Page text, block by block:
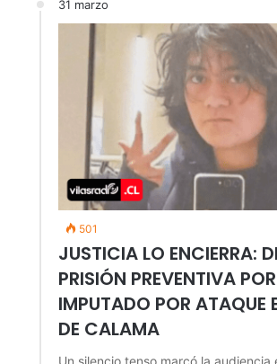
31 marzo
501
JUSTICIA LO ENCIERRA:
PRISIÓN PREVENTIVA
IMPUTADO POR ATAQUE
DE CALAMA
Un silencio tenso marcó la audiencia